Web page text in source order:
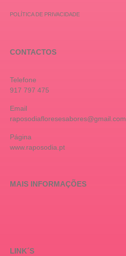
POLÍTICA DE PRIVACIDADE
CONTACTOS
Telefone
917 797 475
Email
raposodiafloresesabores@gmail.com
Página
www.raposodia.pt
MAIS INFORMAÇÕES
LINK´S